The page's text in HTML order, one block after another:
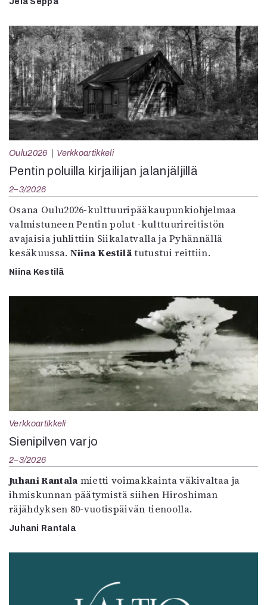
Oulu2026 Verkkoartikkeli
Pentin poluilla kirjailijan jalanjäljillä
2–3/2026
Osana Oulu2026-kulttuuripääkaupunkiohjelmaa
valmistuneen Pentin polut -kulttuurireitistön
avajaisia juhlittiin Siikalatvalla ja Pyhännällä
kesäkuussa. Niina Kestilätutustui reittiin.
Niina Kestilä
Verkkoartikkeli
Sienipilven varjo
2–3/2026
Juhani Rantala mietti voimakkainta väkivaltaa ja
ihmiskunnan päätymistä siihen Hiroshiman
räjähdyksen 80-vuotispäivän tienoolla.
Juhani Rantala